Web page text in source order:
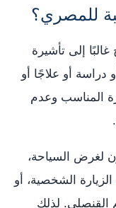
للمصري؟
إلى تأشيرة
دراسة أو علاجًا أو
المناسب وعدم
لغرض السياحة،
الزيارة الشخصية، أو
القنصلي. لذلك